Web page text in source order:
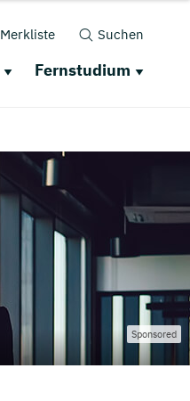
Merkliste Suchen
Fernstudium
Sponsored